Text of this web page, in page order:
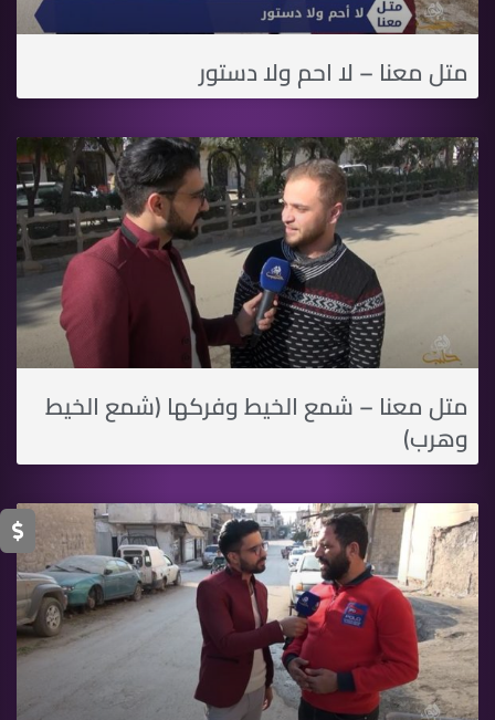
متل معنا – لا احم ولا دستور
متل معنا – شمع الخيط وفركها (شمع الخيط
وهرب)